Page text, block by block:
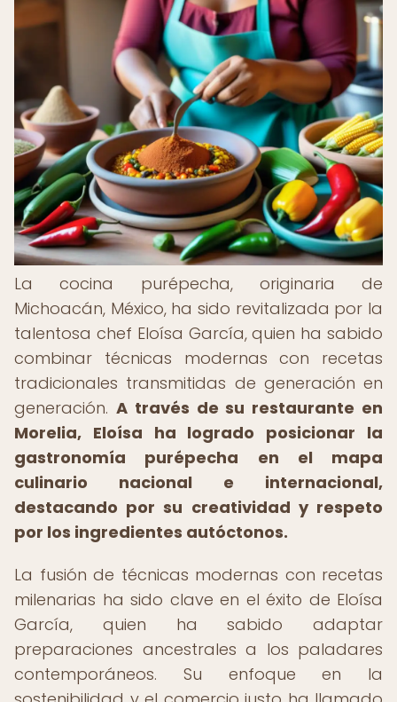
La cocina purépecha, originaria de
Michoacán, México, ha sido revitalizada por la
talentosa chef Eloísa García, quien ha sabido
combinar técnicas modernas con recetas
tradicionales transmitidas de generación en
generación. A través de su restaurante en
Morelia, Eloísa ha logrado posicionar la
gastronomía purépecha en el mapa
culinario nacional e internacional,
destacando por su creatividad y respeto
por los ingredientes autóctonos.
La fusión de técnicas modernas con recetas
milenarias ha sido clave en el éxito de Eloísa
García, quien ha sabido adaptar
preparaciones ancestrales a los paladares
contemporáneos. Su enfoque en la